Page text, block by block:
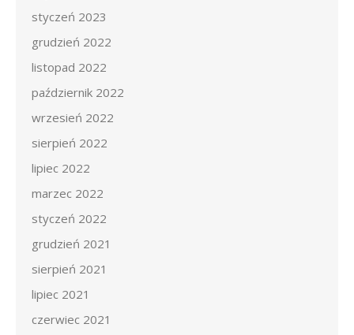
styczeń 2023
grudzień 2022
listopad 2022
październik 2022
wrzesień 2022
sierpień 2022
lipiec 2022
marzec 2022
styczeń 2022
grudzień 2021
sierpień 2021
lipiec 2021
czerwiec 2021